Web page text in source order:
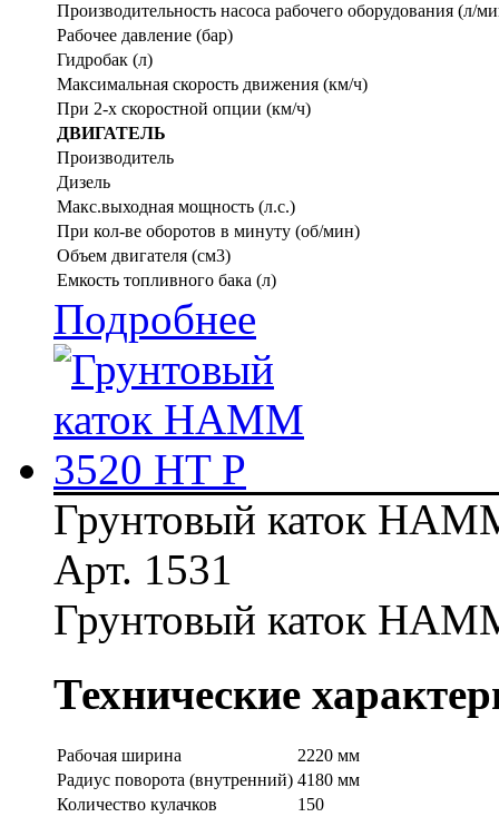
Производительность насоса рабочего оборудования (л/
Рабочее давление (бар)
Гидробак (л)
Максимальная скорость движения (км/ч)
При 2-х скоростной опции (км/ч)
ДВИГАТЕЛЬ
Производитель
Дизель
Макс.выходная мощность (л.с.)
При кол-ве оборотов в минуту (об/мин)
Объем двигателя (см3)
Емкость топливного бака (л)
Подробнее
Грунтовый каток
Арт. 1531
Грунтовый каток
Технические
Рабочая ширина
2220 мм
Радиус поворота (внутренний) 4180 мм
Количество кулачков
150